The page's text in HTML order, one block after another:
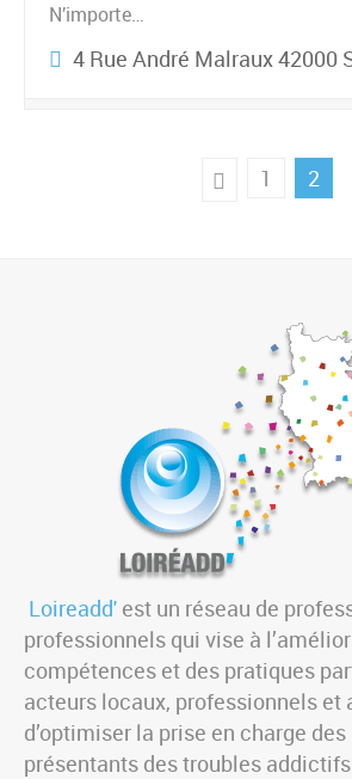
N’importe…
4 Rue André Malraux 42000
1 2
Loireadd' est un réseau de
professionnels qui vise à
compétences et des pratiques
acteurs locaux, professionnels et
d’optimiser la prise en charge
présentants des troubles addictifs.